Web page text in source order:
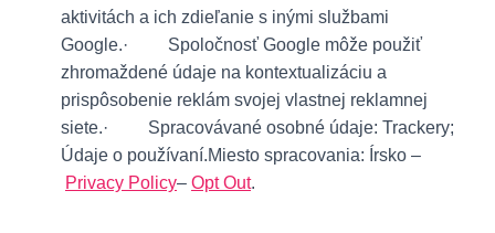
aktivitách a ich zdieľanie s inými službami
Google.· Spoločnosť Google môže použiť
zhromaždené údaje na kontextualizáciu a
prispôsobenie reklám svojej vlastnej reklamnej
siete.· Spracovávané osobné údaje: Trackery;
Údaje o používaní.Miesto spracovania: Írsko –
Privacy Policy– Opt Out.